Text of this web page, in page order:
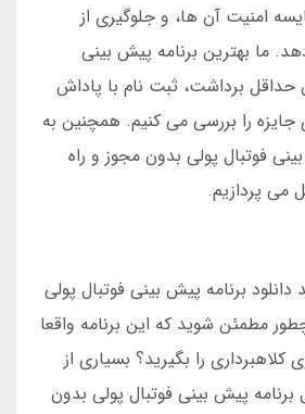
امنیت آن ها، و جلوگیری از
ما بهترین برنامه پیش بینی
حداقل برداشت، ثبت نام با پاداش
را بررسی می کنیم. همچنین به
فوتبال پولی بدون مجوز و راه
می پردازیم.
برنامه پیش بینی فوتبال پولی
مطمئن شوید که این برنامه واقعا
را بگیرید؟ بسیاری از
برنامه پیش بینی فوتبال پولی بدون